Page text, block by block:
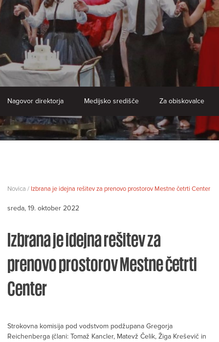
Nagovor direktorja Medijsko središče Za obiskovalce
Novica / Izbrana je idejna rešitev za prenovo prostorov Mestne četrti Center
sreda, 19. oktober 2022
Izbrana je idejna rešitev za
prenovo prostorov Mestne četrti
Center
Strokovna komisija pod vodstvom podžupana Gregorja
Reichenberga (člani: Tomaž Kancler, Matevž Čelik, Žiga Kreševič in